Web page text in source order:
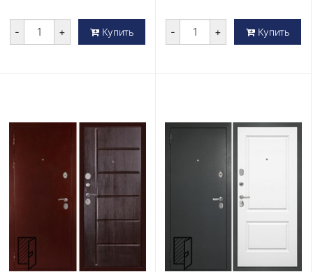
- + Купить - + Купить